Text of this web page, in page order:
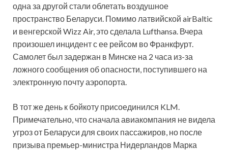
одна за другой стали облетать воздушное
пространство Беларуси. Помимо латвийской airBaltic
и венгерской Wizz Air, это сделала Lufthansa. Вчера
произошел инцидент с ее рейсом во Франкфурт.
Самолет был задержан в Минске на 2 часа из-за
ложного сообщения об опасности, поступившего на
электронную почту аэропорта.
В тот же день к бойкоту присоединился KLM.
Примечательно, что сначала авиакомпания не видела
угроз от Беларуси для своих пассажиров, но после
призыва премьер-министра Нидерландов Марка